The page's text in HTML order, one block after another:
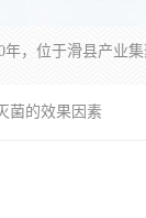
菌的效果因素